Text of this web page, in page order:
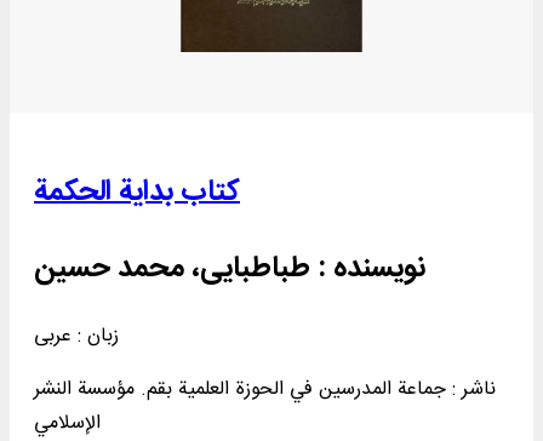
کتاب بدایة الحکمة
نویسنده : طباطبایی، محمد حسین
زبان : عربی
ناشر :جماعة المدرسين في الحوزة العلمیة بقم. مؤسسة النشر
الإسلامي